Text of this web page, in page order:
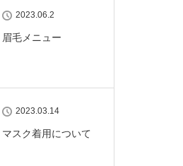
2023.06.2
眉毛メニュー
2023.03.14
マスク着用について